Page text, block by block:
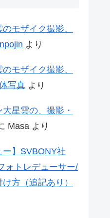
モザイク撮影、
より
モザイク撮影、
写真 より
大星雲の、撮影・
Masa より
ー】SVBONY社
ォトレデューサー/
方（追記あり）